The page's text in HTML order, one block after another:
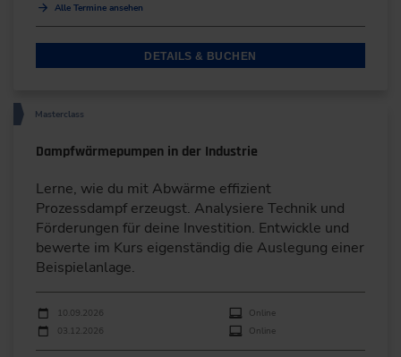
Alle Termine ansehen
DETAILS & BUCHEN
Masterclass
Dampfwärmepumpen in der Industrie
Lerne, wie du mit Abwärme effizient
Prozessdampf erzeugst. Analysiere Technik und
Förderungen für deine Investition. Entwickle und
bewerte im Kurs eigenständig die Auslegung einer
Beispielanlage.
Durchführungen
Veranstaltungsdatum
10.09.2026
Online
03.12.2026
Online